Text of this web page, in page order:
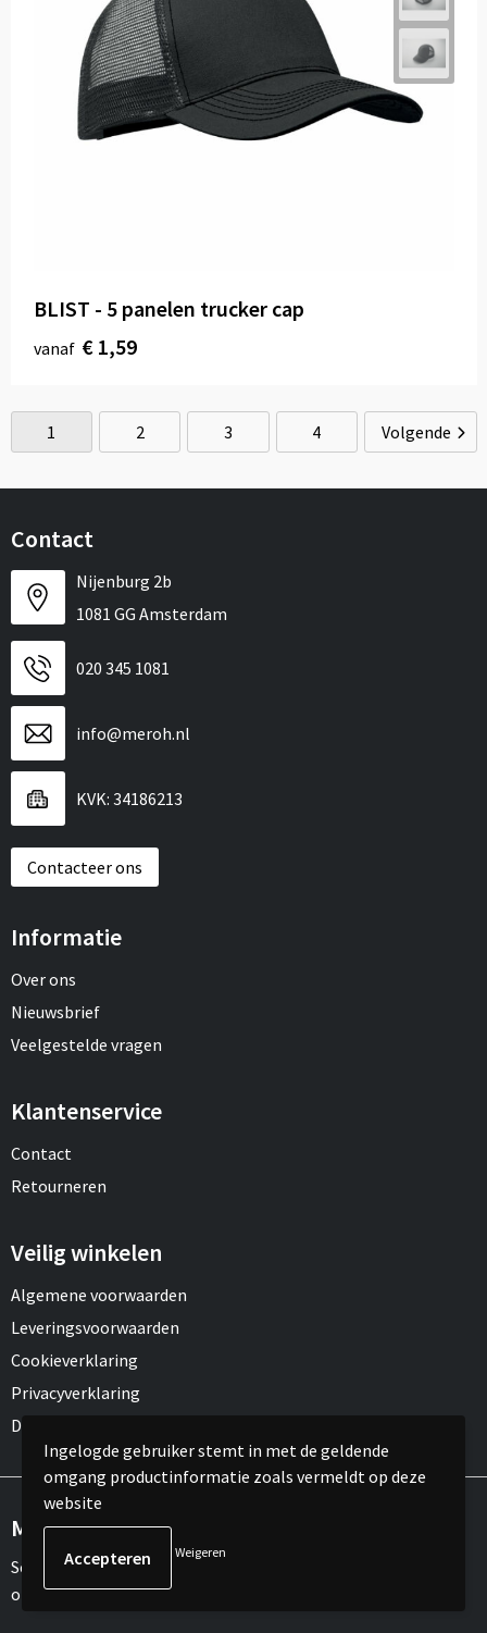
BLIST - 5 panelen trucker cap
vanaf € 1,59
1 2 3 4 Volgende
Contact
Nijenburg 2b
1081 GG Amsterdam
020 345 1081
info@meroh.nl
KVK: 34186213
Contacteer ons
Informatie
Over ons
Nieuwsbrief
Veelgestelde vragen
Klantenservice
Contact
Retourneren
Veilig winkelen
Algemene voorwaarden
Leveringsvoorwaarden
Cookieverklaring
Privacyverklaring
Disclaimer
Meld je aan voor onze nieuwsbrief
Schrijf je in voor onze nieuwsbrief en mis nooit meer één van
onze leuke aanbiedingen of updates.
Ingelogde gebruiker stemt in met de geldende
omgang productinformatie zoals vermeldt op deze
website
Weigeren